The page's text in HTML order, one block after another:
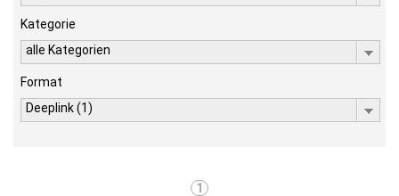
Kategorie
alle Kategorien
Format
Deeplink (1)
1